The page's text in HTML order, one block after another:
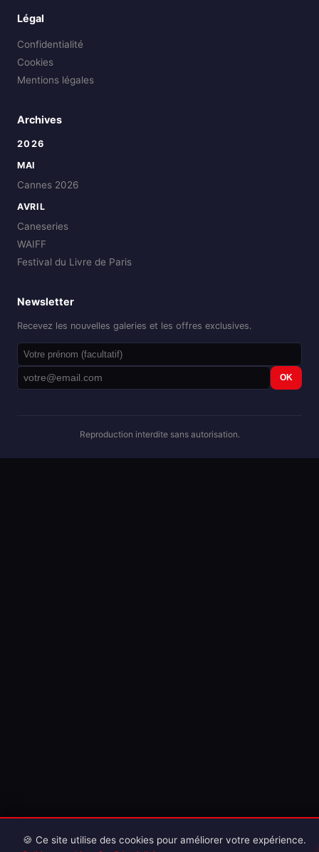
Légal
Confidentialité
Cookies
Mentions légales
Archives
2026
MAI
Cannes 2026
AVRIL
Caneseries
WAIFF
Festival du Livre de Paris
Newsletter
Recevez les nouvelles galeries et les offres exclusives.
OK
Reproduction interdite sans autorisation.
🍪 Ce site utilise des cookies pour améliorer votre expérience.